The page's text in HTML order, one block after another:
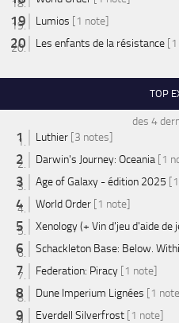
Lumios [1 note]
Les enfants de la résistance
TOP
des 4
Luthier [3 notes]
Darwin's Journey: Oceania [1
Age of Galaxy - édition 2025
World Order [1 note]
Xenology (+ Vin d'jeu d'aide de
Schackleton Base: Below.
Federation: Piracy [1 note]
Dune Imperium Lignées [1
Everdell Silverfrost [1 note]